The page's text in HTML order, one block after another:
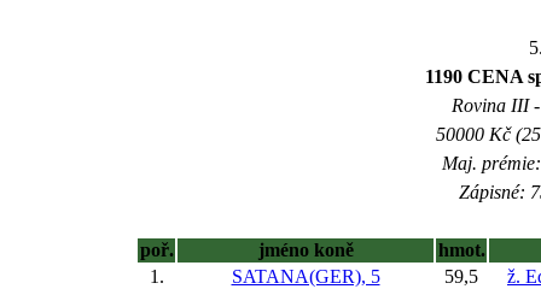
1190 CENA
Rovina III
50000 Kč
Maj.
Zápisné:
poř. jméno koně
hmot.
1.
SATANA(GER), 5 59,5
ž.